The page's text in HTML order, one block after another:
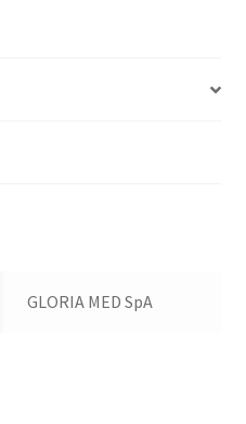
GLORIA MED SpA